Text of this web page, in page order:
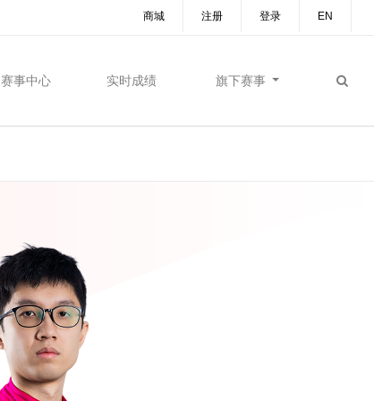
EN
登录
注册
商城
赛事中心 实时成绩 旗下赛事